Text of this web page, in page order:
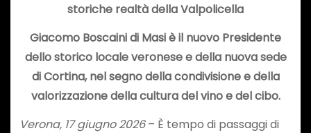
storiche realtà della Valpolicella
Giacomo Boscaini di Masi èil nuovo Presidente
dello storico locale veronese e della nuova sede
di Cortina, nel segno della condivisione e della
valorizzazione della cultura del vino e del cibo.
Verona, 17 giugno 2026– È tempo di passaggi di